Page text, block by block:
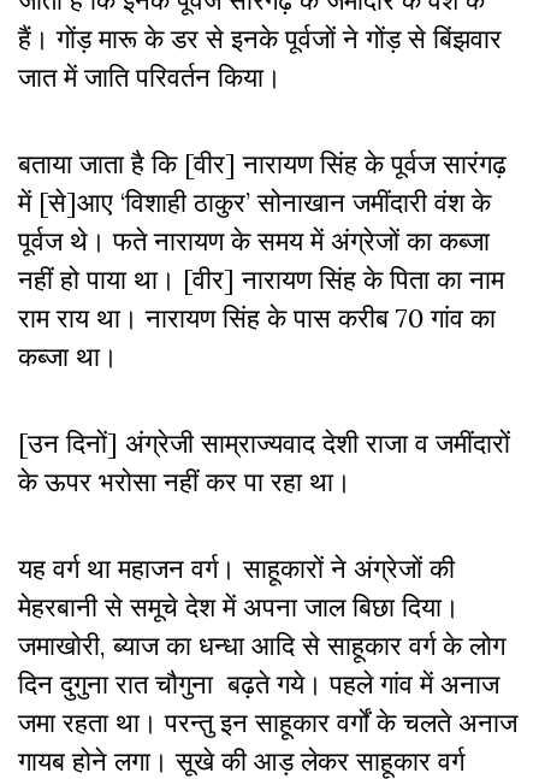
हैं। गोंड़ मारू के डर से इनके पूर्वजों ने गोंड़ से बिंझवार
जात में जाति परिवर्तन किया।
बताया जाता है कि [वीर] नारायण सिंह के पूर्वज सारंगढ़
में [से]आए ‘विशाही ठाकुर’ सोनाखान जमींदारी वंश के
पूर्वज थे। फते नारायण के समय में अंग्रेजों का कब्जा
नहीं हो पाया था। [वीर] नारायण सिंह के पिता का नाम
राम राय था। नारायण सिंह के पास करीब 70 गांव का
कब्जा था।
[उन दिनों] अंग्रेजी साम्राज्यवाद देशी राजा व जमींदारों
के ऊपर भरोसा नहीं कर पा रहा था।
यह वर्ग था महाजन वर्ग। साहूकारों ने अंग्रेजों की
मेहरबानी से समूचे देश में अपना जाल बिछा दिया।
जमाखोरी, ब्याज का धन्धा आदि से साहूकार वर्ग के लोग
दिन दुगुना रात चौगुना बढ़ते गये। पहले गांव में अनाज
जमा रहता था। परन्तु इन साहूकार वर्गों के चलते अनाज
गायब होने लगा। सूखे की आड़ लेकर साहूकार वर्ग